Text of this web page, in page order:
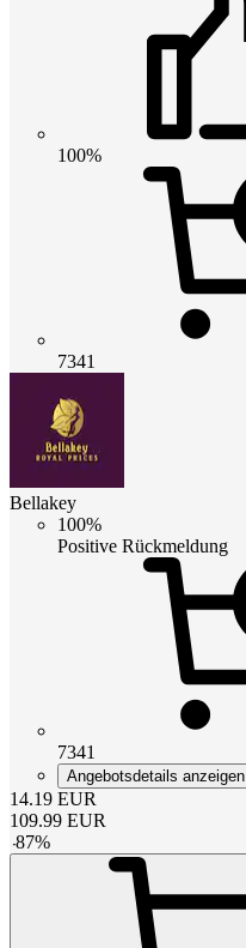
100%
7341
Bellakey
100%
Positive Rückmeldung
7341
Angebotsdetails anzeigen
14.19 EUR
109.99 EUR
-87%